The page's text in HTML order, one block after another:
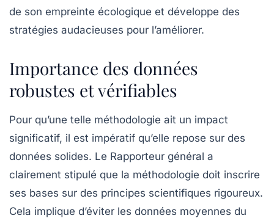
de son empreinte écologique et développe des
stratégies audacieuses pour l’améliorer.
Importance des données
robustes et vérifiables
Pour qu’une telle méthodologie ait un impact
significatif, il est impératif qu’elle repose sur des
données solides. Le Rapporteur général a
clairement stipulé que la méthodologie doit inscrire
ses bases sur des principes scientifiques rigoureux.
Cela implique d’éviter les données moyennes du